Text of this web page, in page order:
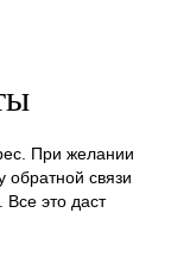
При желании
связи
это даст